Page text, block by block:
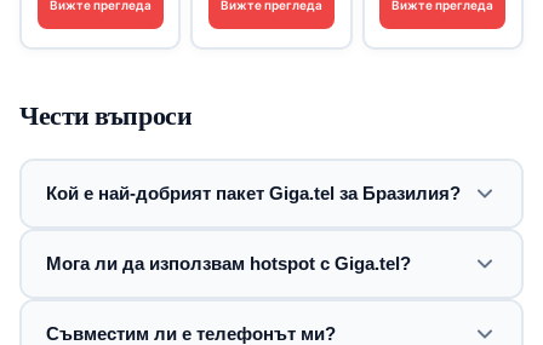
Вижте прегледа Вижте прегледа Вижте прегледа
Чести въпроси
Кой е най-добрият пакет Giga.tel за Бразилия?
Мога ли да използвам hotspot с Giga.tel?
Съвместим ли е телефонът ми?